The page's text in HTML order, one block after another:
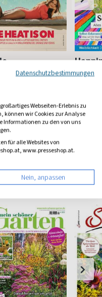
Beauty, Lifestyle &
4,57 (8 x pro
Datenschutzbestimmungen
Webseiten-Erlebnis zu
können wir Cookies zur Analyse
Informationen zu den von uns
für alle Websites von
www.presseshop.at.
Nein, anpassen